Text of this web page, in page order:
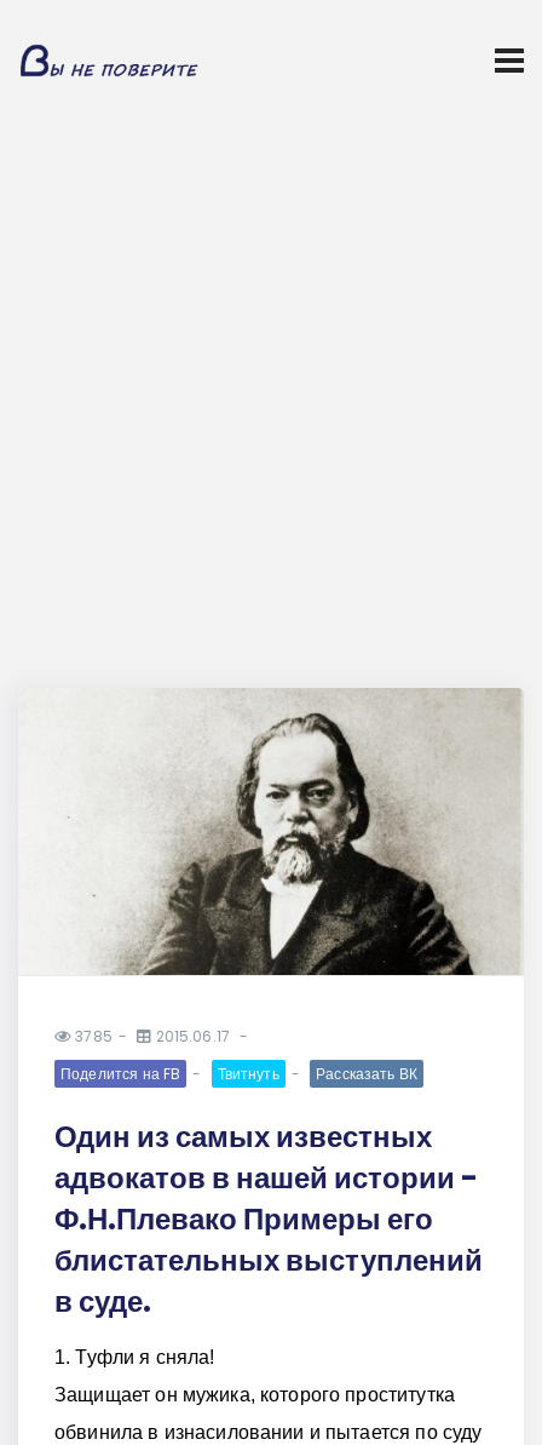
3785
2015.06.17
Поделится на FB
Твитнуть Рассказать ВК
Один из самых известных
адвокатов в нашей истории -
Ф.Н.Плевако Примеры его
блистательных выступлений
в суде.
1. Туфли я сняла!
Защищает он мужика, которого проститутка
обвинила в изнасиловании и пытается по суду